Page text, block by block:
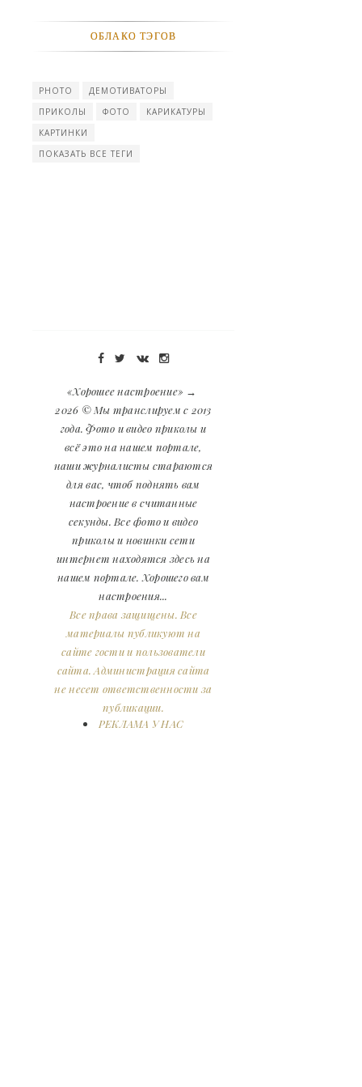
ОБЛАКО ТЭГОВ
PHOTO
ДЕМОТИВАТОРЫ
ПРИКОЛЫ
ФОТО
КАРИКАТУРЫ
КАРТИНКИ
ПОКАЗАТЬ ВСЕ ТЕГИ
«Хорошее настроение» →
2026 © Мы транслируем с 2013
года. Фото и видео приколы и
всё это на нашем портале,
наши журналисты стараются
для вас, чтоб поднять вам
настроение в считанные
секунды. Все фото и видео
приколы и новинки сети
интернет находятся здесь на
нашем портале. Хорошего вам
настроения...
Все права защищены. Все
материалы публикуют на
сайте гости и пользователи
сайта. Администрация сайта
не несет ответственности за
публикации.
РЕКЛАМА У НАС